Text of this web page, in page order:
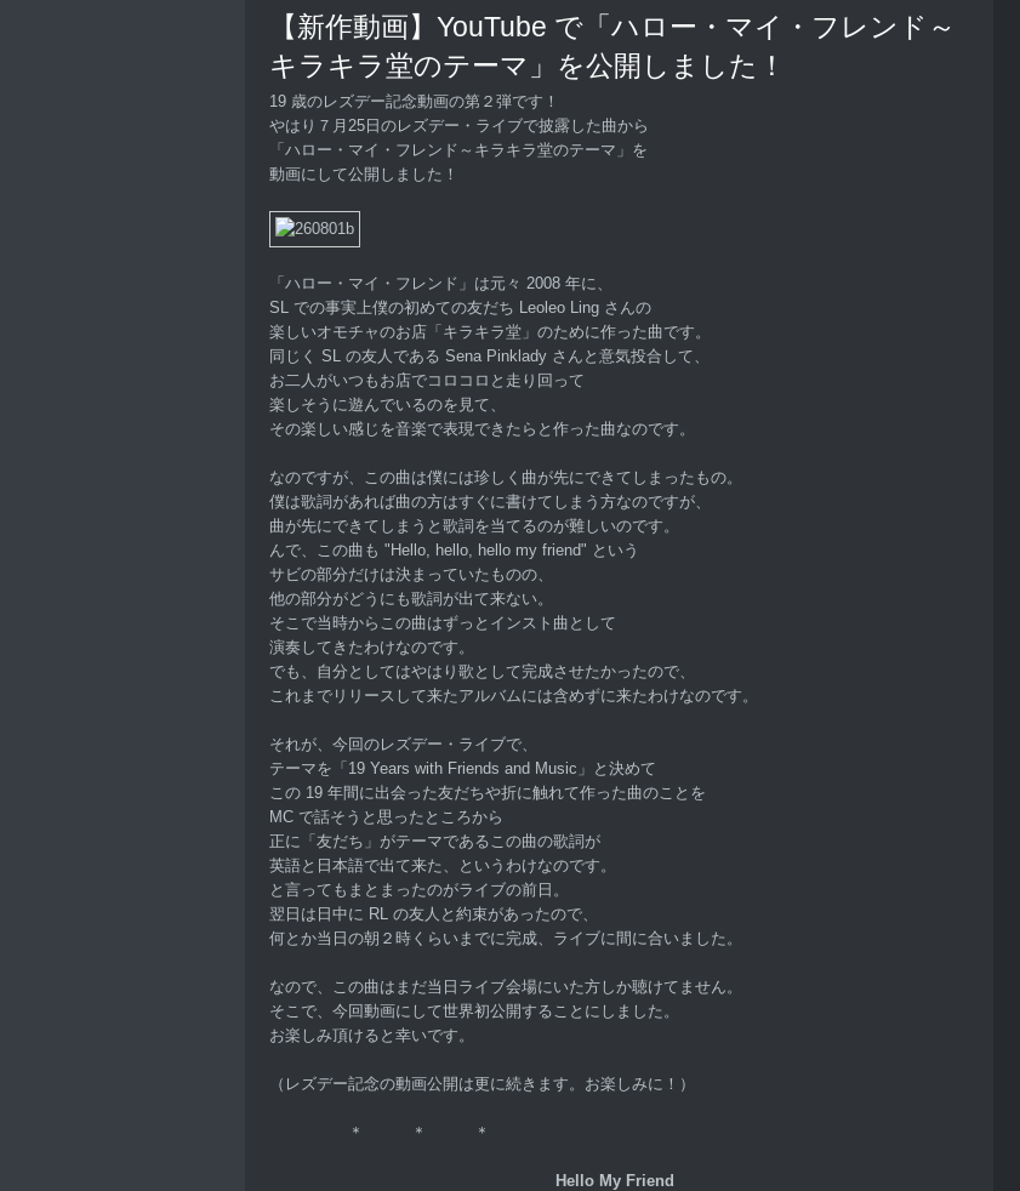
【新作動画】YouTube で「ハロー・マイ・フレンド～
キラキラ堂のテーマ」を公開しました！
19 歳のレズデー記念動画の第２弾です！
やはり７月25日のレズデー・ライブで披露した曲から
「ハロー・マイ・フレンド～キラキラ堂のテーマ」を
動画にして公開しました！
「ハロー・マイ・フレンド」は元々 2008 年に、
SL での事実上僕の初めての友だち Leoleo Ling さんの
楽しいオモチャのお店「キラキラ堂」のために作った曲です。
同じく SL の友人である Sena Pinklady さんと意気投合して、
お二人がいつもお店でコロコロと走り回って
楽しそうに遊んでいるのを見て、
その楽しい感じを音楽で表現できたらと作った曲なのです。
なのですが、この曲は僕には珍しく曲が先にできてしまったもの。
僕は歌詞があれば曲の方はすぐに書けてしまう方なのですが、
曲が先にできてしまうと歌詞を当てるのが難しいのです。
んで、この曲も "Hello, hello, hello my friend" という
サビの部分だけは決まっていたものの、
他の部分がどうにも歌詞が出て来ない。
そこで当時からこの曲はずっとインスト曲として
演奏してきたわけなのです。
でも、自分としてはやはり歌として完成させたかったので、
これまでリリースして来たアルバムには含めずに来たわけなのです。
それが、今回のレズデー・ライブで、
テーマを「19 Years with Friends and Music」と決めて
この 19 年間に出会った友だちや折に触れて作った曲のことを
MC で話そうと思ったところから
正に「友だち」がテーマであるこの曲の歌詞が
英語と日本語で出て来た、というわけなのです。
と言ってもまとまったのがライブの前日。
翌日は日中に RL の友人と約束があったので、
何とか当日の朝２時くらいまでに完成、ライブに間に合いました。
なので、この曲はまだ当日ライブ会場にいた方しか聴けてません。
そこで、今回動画にして世界初公開することにしました。
お楽しみ頂けると幸いです。
（レズデー記念の動画公開は更に続きます。お楽しみに！）
＊ ＊ ＊
Hello My Friend